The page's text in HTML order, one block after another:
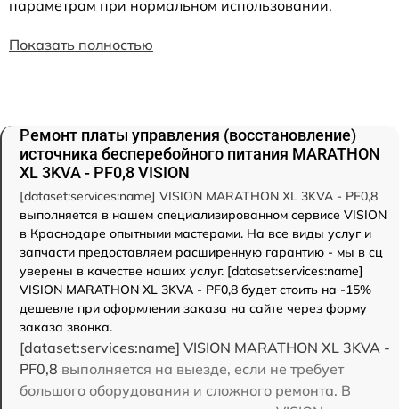
параметрам при нормальном использовании.
Показать полностью
Ремонт платы управления (восстановление)
источника бесперебойного питания MARATHON
XL 3KVA - PF0,8 VISION
[dataset:services:name] VISION MARATHON XL 3KVA - PF0,8
выполняется в нашем специализированном сервисе VISION
в Краснодаре опытными мастерами. На все виды услуг и
запчасти предоставляем расширенную гарантию - мы в сц
уверены в качестве наших услуг. [dataset:services:name]
VISION MARATHON XL 3KVA - PF0,8 будет стоить на -15%
дешевле при оформлении заказа на сайте через форму
заказа звонка.
[dataset:services:name] VISION MARATHON XL 3KVA -
PF0,8 выполняется на выезде, если не требует
большого оборудования и сложного ремонта. В